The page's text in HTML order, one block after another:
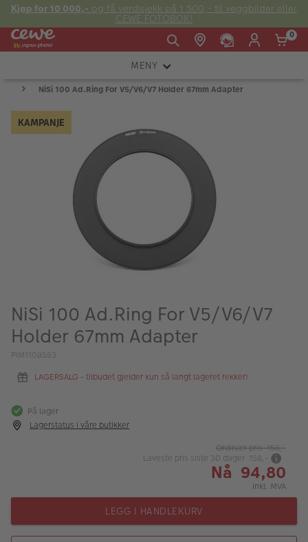
Kjøp for 10 000,- og få verdisjekk på 1 500,- til veggbilder eller
CEWE FOTOBOK!
Fre:
20:00
Søndag:
E-post:
kundeservice@japanphoto.no
0
MENY
KAMERA
OBJEKTIV
LYS OG STUDIO
INSTANTFOTO
ALBUM
Kampanjer
Merker
Bildeprodukter
Inspirasjon
Butikkoversikt
NiSi 100 Ad.Ring For V5/V6/V7 Holder 67mm Adapter
KAMPANJE
NiSi 100 Ad.Ring For V5/V6/V7
Holder 67mm Adapter
PIM1108583
LAGERSALG - tilbudet gjelder kun så langt lageret rekker!
På lager
Lagerstatus i våre butikker
Ordinær pris 158,-
Laveste pris siste 30 dager 158,-
Nå 94,80
Inkl. MVA
LEGG I HANDLEKURV